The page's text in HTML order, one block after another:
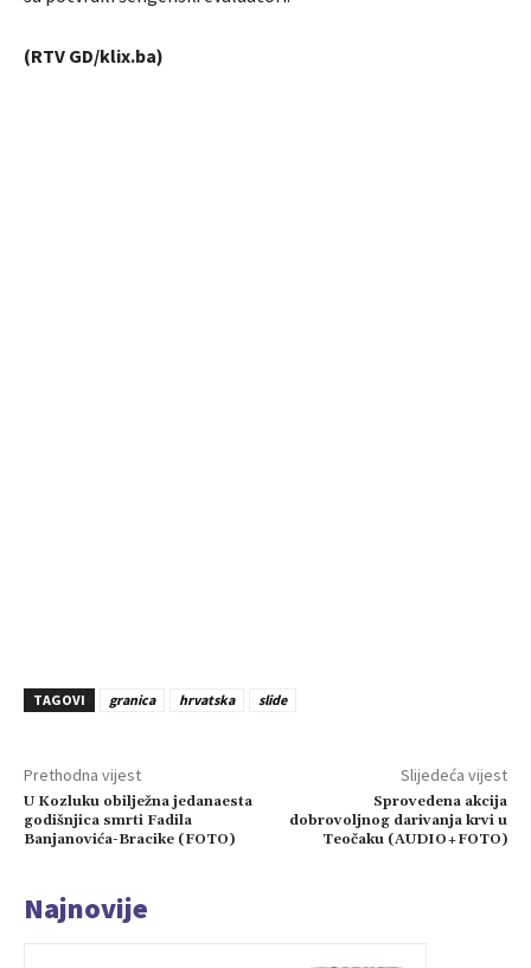
(RTV GD/klix.ba)
TAGOVI granica hrvatska slide
Prethodna vijest
U Kozluku obilježna jedanaesta
godišnjica smrti Fadila
Banjanovića-Bracike (FOTO)
Slijedeća vijest
Sprovedena akcija
dobrovoljnog darivanja krvi u
Teočaku (AUDIO+FOTO)
Najnovije